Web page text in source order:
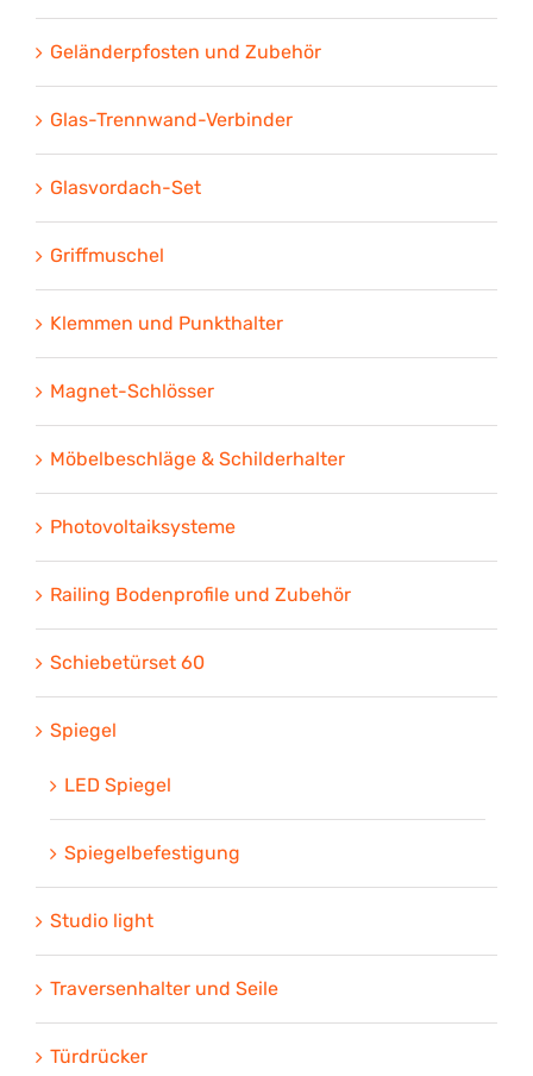
Geländerpfosten und Zubehör
Glas-Trennwand-Verbinder
Glasvordach-Set
Griffmuschel
Klemmen und Punkthalter
Magnet-Schlösser
Möbelbeschläge & Schilderhalter
Photovoltaiksysteme
Railing Bodenprofile und Zubehör
Schiebetürset 60
Spiegel
LED Spiegel
Spiegelbefestigung
Studio light
Traversenhalter und Seile
Türdrücker